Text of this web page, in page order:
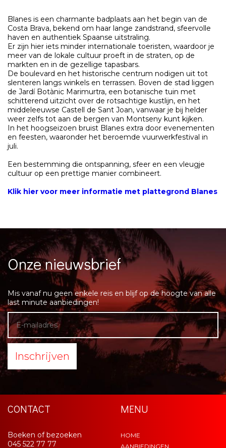
Blanes is een charmante badplaats aan het begin van de
Costa Brava, bekend om haar lange zandstrand, sfeervolle
haven en authentiek Spaanse uitstraling.
Er zijn hier iets minder internationale toeristen, waardoor je
meer van de lokale cultuur proeft in de straten, op de
markten en in de gezellige tapasbars.
De boulevard en het historische centrum nodigen uit tot
slenteren langs winkels en terrassen. Boven de stad liggen
de Jardí Botànic Marimurtra, een botanische tuin met
schitterend uitzicht over de rotsachtige kustlijn, en het
middeleeuwse Castell de Sant Joan, vanwaar je bij helder
weer zelfs tot aan de bergen van Montseny kunt kijken.
In het hoogseizoen bruist Blanes extra door evenementen
en feesten, waaronder het beroemde vuurwerkfestival in
juli.
Een bestemming die ontspanning, sfeer en een vleugje
cultuur op een prettige manier combineert.
Klik hier voor meer informatie met plattegrond Blanes
Onze nieuwsbrief
Mis vanaf nu geen enkele reis en blijf op de hoogte van alle
last minute aanbiedingen!
Inschrijven
CONTACT
Boeken of bezoeken
045 522 77 77
MENU
HOME
AANBIEDINGEN